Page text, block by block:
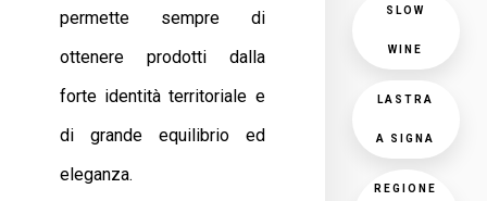
permette sempre di
ottenere prodotti dalla
forte identità territoriale e
di grande equilibrio ed
eleganza.
SLOW
WINE
LASTRA
A SIGNA
REGIONE